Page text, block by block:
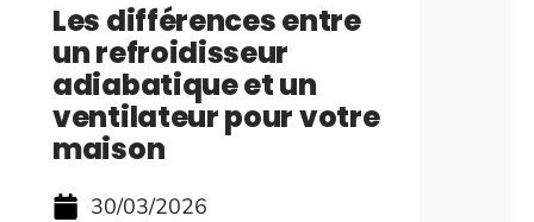
Les différences entre
un refroidisseur
adiabatique et un
ventilateur pour votre
maison
30/03/2026